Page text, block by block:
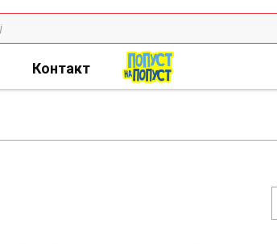
Контакт